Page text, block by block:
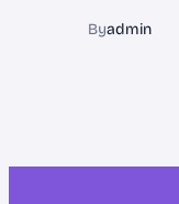
Byadmin